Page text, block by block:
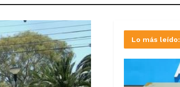
Lo más leído: